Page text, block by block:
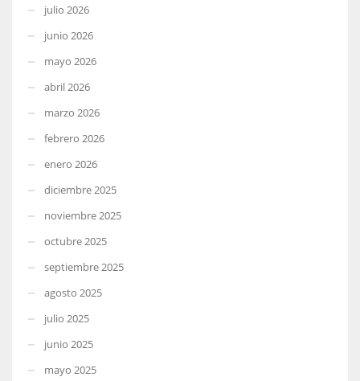
julio 2026
junio 2026
mayo 2026
abril 2026
marzo 2026
febrero 2026
enero 2026
diciembre 2025
noviembre 2025
octubre 2025
septiembre 2025
agosto 2025
julio 2025
junio 2025
mayo 2025